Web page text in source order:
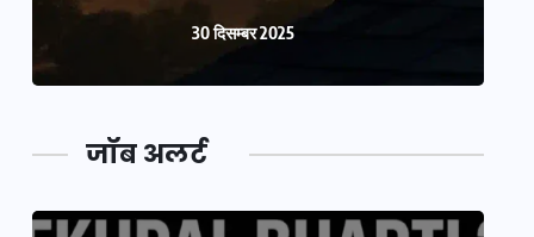
30 दिसम्बर 2025
जॉब अलर्ट